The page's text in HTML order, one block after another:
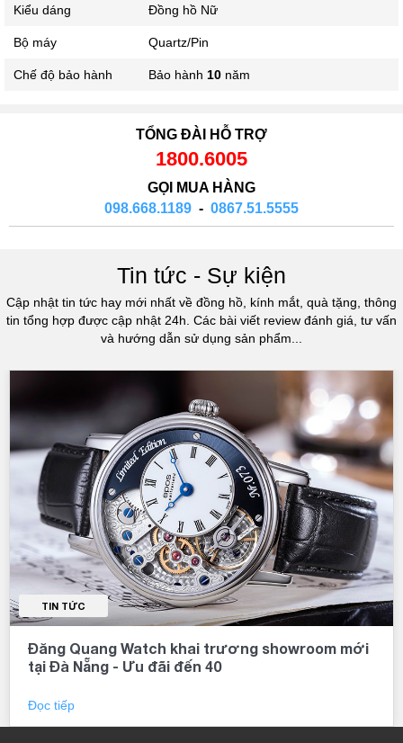
Kiểu dáng Đồng hồ Nữ
Bộ máy Quartz/Pin
Chế độ bảo hành Bảo hành 10 năm
TỔNG ĐÀI HỖ TRỢ
1800.6005
GỌI MUA HÀNG
098.668.1189 - 0867.51.5555
Tin tức - Sự kiện
Cập nhật tin tức hay mới nhất về đồng hồ, kính mắt, quà tặng, thông
tin tổng hợp được cập nhật 24h. Các bài viết review đánh giá, tư vấn
và hướng dẫn sử dụng sản phẩm...
TIN TỨC
Đăng Quang Watch khai trương showroom mới
tại Đà Nẵng - Ưu đãi đến 40
Đọc tiếp